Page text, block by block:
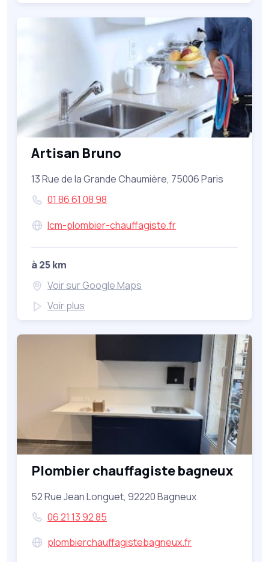
Artisan Bruno
13 Rue de la Grande Chaumière, 75006 Paris
01 86 61 08 98
lcm-plombier-chauffagiste.fr
à 25 km
Voir sur Google Maps
Voir plus
Plombier chauffagiste bagneux
52 Rue Jean Longuet, 92220 Bagneux
06 21 13 92 85
plombierchauffagistebagneux.fr